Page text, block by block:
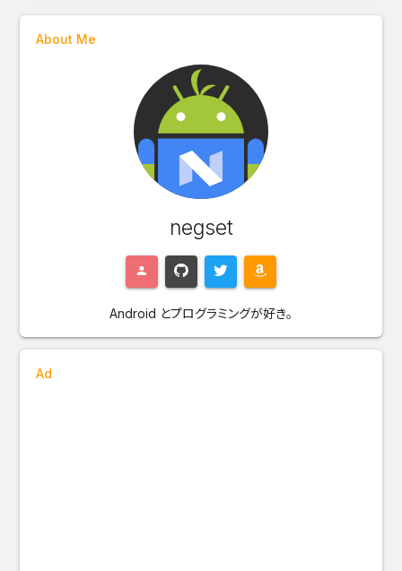
About Me
negset
Android とプログラミングが好き。
Ad